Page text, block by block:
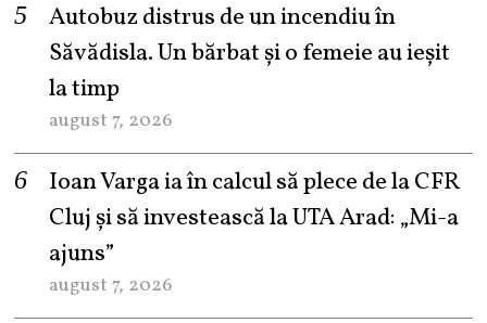
Autobuz distrus de un incendiu în
Săvădisla. Un bărbat și o femeie au ieșit
la timp
august 7, 2026
Ioan Varga ia în calcul să plece de la CFR
Cluj și să investească la UTA Arad: „Mi-a
ajuns”
august 7, 2026